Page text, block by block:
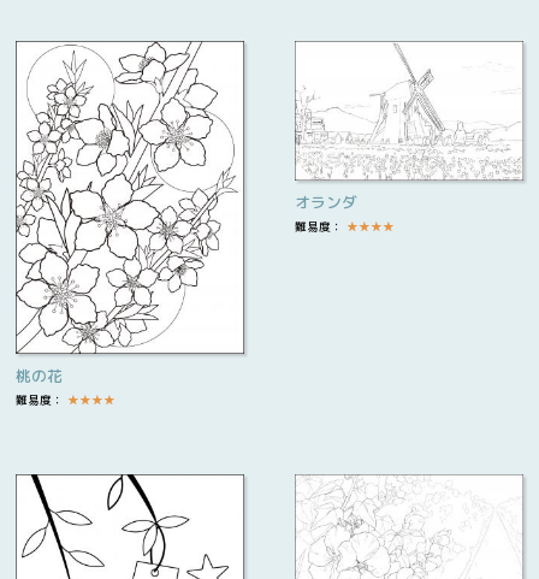
桃の花
難易度： ★★★★
オランダ
難易度： ★★★★